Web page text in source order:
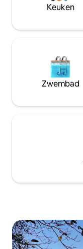
Keuken
Zwembad